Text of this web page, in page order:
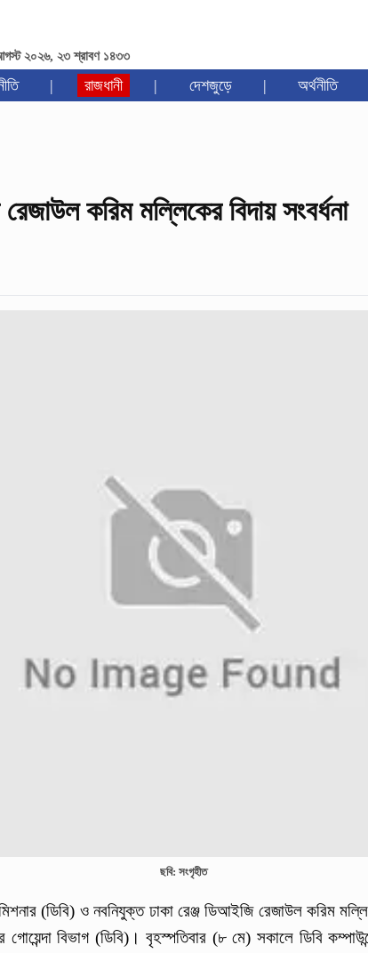
২০২৬, ২৩ শ্রাবণ ১৪৩৩
| রাজধানী | দেশজুড়ে | অর্থনীতি
করিম মল্লিকের বিদায় সংবর্ধনা
ছবি: সংগৃহীত
(ডিবি) ও নবনিযুক্ত ঢাকা রেঞ্জ ডিআইজি রেজাউল করিম
গোয়েন্দা বিভাগ (ডিবি)। বৃহস্পতিবার (৮ মে) সকালে ডিবি